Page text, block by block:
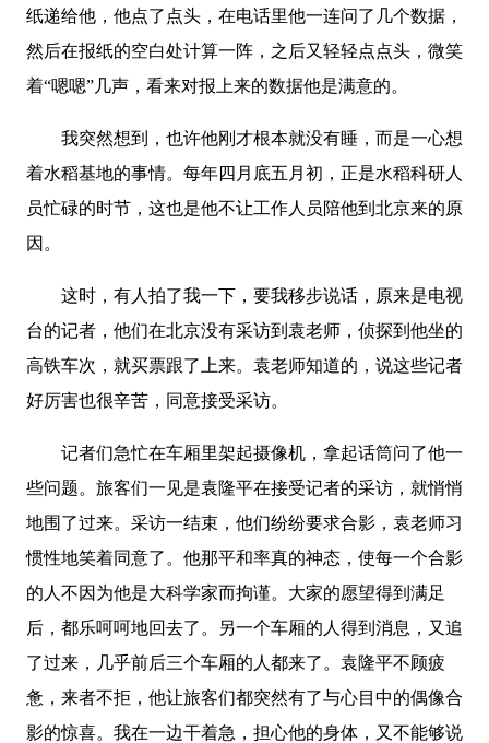
纸递给他，他点了点头，在电话里他一连问了几个数据，
然后在报纸的空白处计算一阵，之后又轻轻点点头，微笑
着“嗯嗯”几声，看来对报上来的数据他是满意的。
我突然想到，也许他刚才根本就没有睡，而是一心想
着水稻基地的事情。每年四月底五月初，正是水稻科研人
员忙碌的时节，这也是他不让工作人员陪他到北京来的原
因。
这时，有人拍了我一下，要我移步说话，原来是电视
台的记者，他们在北京没有采访到袁老师，侦探到他坐的
高铁车次，就买票跟了上来。袁老师知道的，说这些记者
好厉害也很辛苦，同意接受采访。
记者们急忙在车厢里架起摄像机，拿起话筒问了他一
些问题。旅客们一见是袁隆平在接受记者的采访，就悄悄
地围了过来。采访一结束，他们纷纷要求合影，袁老师习
惯性地笑着同意了。他那平和率真的神态，使每一个合影
的人不因为他是大科学家而拘谨。大家的愿望得到满足
后，都乐呵呵地回去了。另一个车厢的人得到消息，又追
了过来，几乎前后三个车厢的人都来了。袁隆平不顾疲
惫，来者不拒，他让旅客们都突然有了与心目中的偶像合
影的惊喜。我在一边干着急，担心他的身体，又不能够说